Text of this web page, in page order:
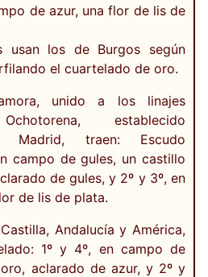
de azur, una flor de lis de
usan los de Burgos según
el cuartelado de oro.
unido a los linajes
establecido
Madrid, traen: Escudo
campo de gules, un castillo
de gules, y 2º y 3º, en
de lis de plata.
Andalucía y América,
1º y 4º, en campo de
aclarado de azur, y 2º y